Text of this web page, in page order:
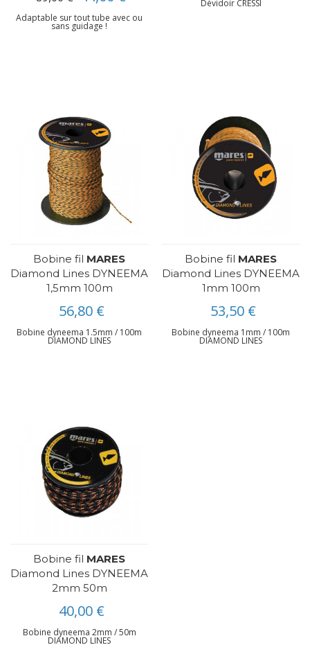
Adaptable sur tout tube avec ou
sans guidage !
Dévidoir CRESSI
Bobine fil MARES
Diamond Lines DYNEEMA
1,5mm 100m
56,80 €
Bobine dyneema 1.5mm / 100m
DIAMOND LINES
Bobine fil MARES
Diamond Lines DYNEEMA
1mm 100m
53,50 €
Bobine dyneema 1mm / 100m
DIAMOND LINES
Bobine fil MARES
Diamond Lines DYNEEMA
2mm 50m
40,00 €
Bobine dyneema 2mm / 50m
DIAMOND LINES